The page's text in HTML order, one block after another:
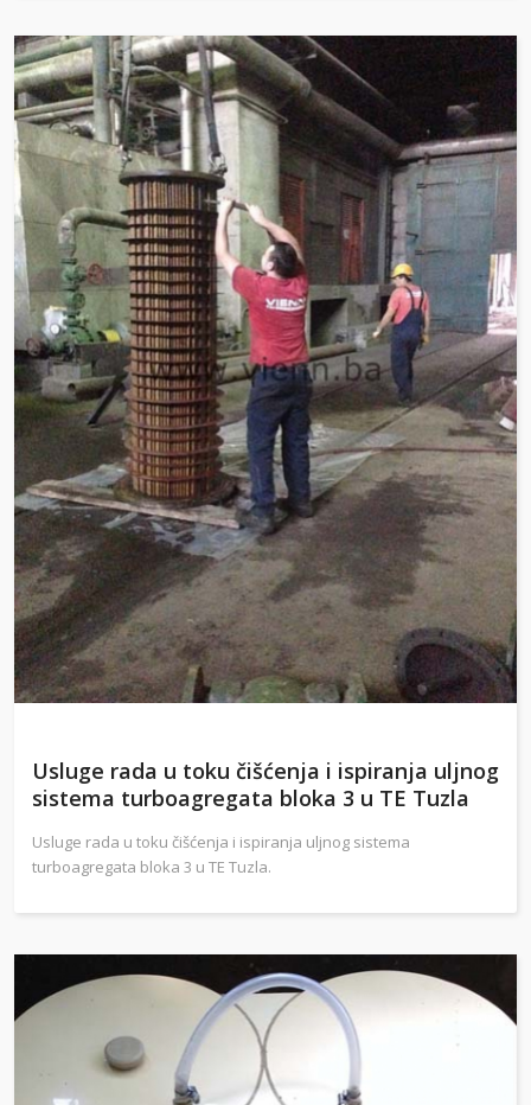
Usluge rada u toku čišćenja i ispiranja uljnog
sistema turboagregata bloka 3 u TE Tuzla
Usluge rada u toku čišćenja i ispiranja uljnog sistema
turboagregata bloka 3 u TE Tuzla.